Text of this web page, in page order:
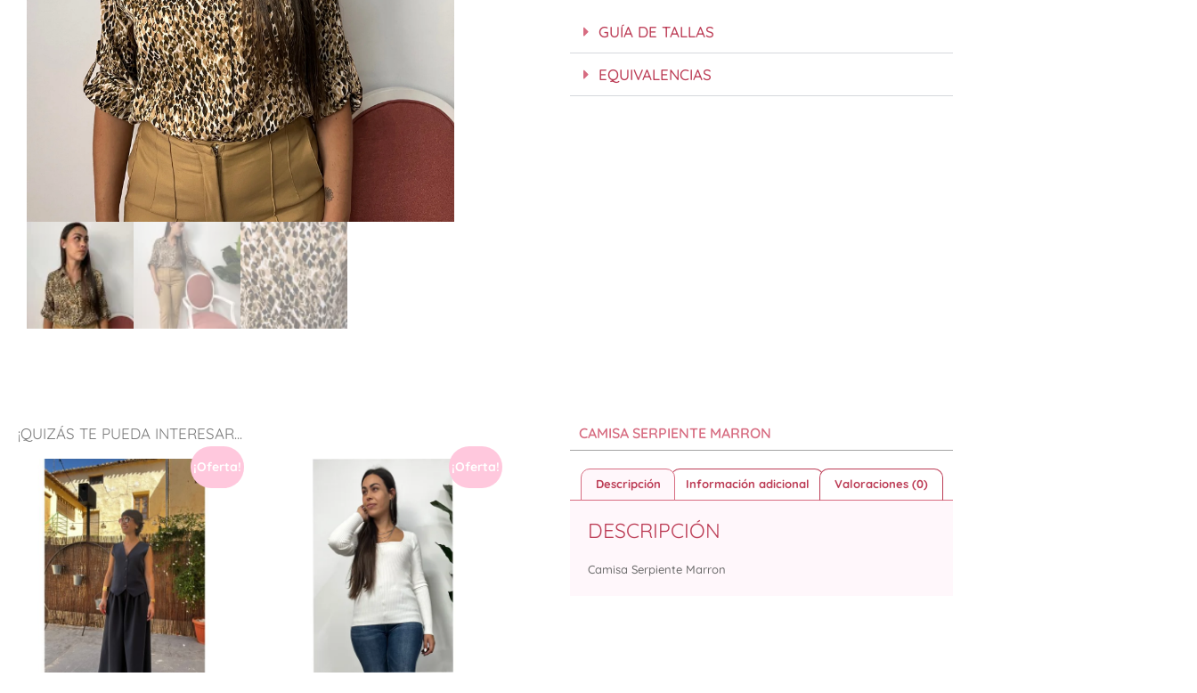
GUÍA DE TALLAS
EQUIVALENCIAS
¡QUIZÁS TE PUEDA INTERESAR...
¡Oferta! ¡Oferta!
CAMISA SERPIENTE MARRON
Descripción Información adicional Valoraciones (0)
DESCRIPCIÓN
Camisa Serpiente Marron